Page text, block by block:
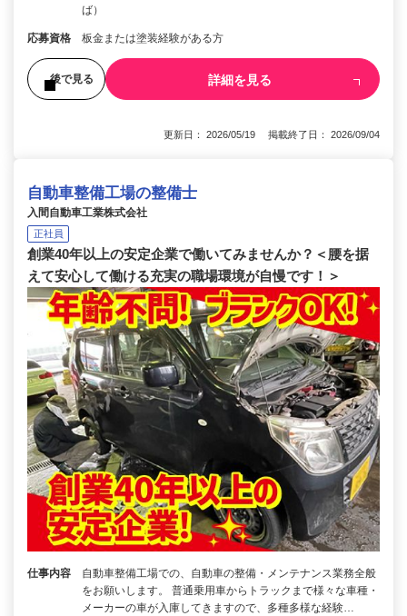
ば）
応募資格 板金または塗装経験がある方
後で見る 詳細を見る
更新日： 2026/05/19 掲載終了日： 2026/09/04
自動車整備工場の整備士
入間自動車工業株式会社
正社員
創業40年以上の安定企業で働いてみませんか？＜腰を据
えて安心して働ける充実の職場環境が自慢です！＞
仕事内容
自動車整備工場での、自動車の整備・メンテナンス業務全般
をお願いします。 普通乗用車からトラックまで様々な車種・
メーカーの車が入庫してきますので、多種多様な経験…